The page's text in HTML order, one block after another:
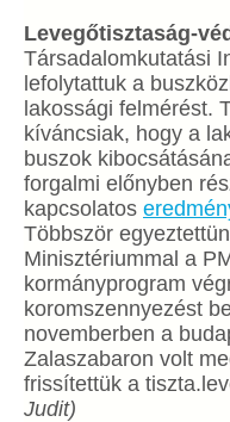
Levegőtisztaság-
Társadalomkutatási
lefolytattuk a
lakossági felmérést.
kíváncsiak, hogy a
buszok
forgalmi előnyben
kapcsolatos
Többször
Minisztériummal a
kormányprogram
koromszennyezést
novemberben a
Zalaszabaron volt
frissítettük a
Judit)